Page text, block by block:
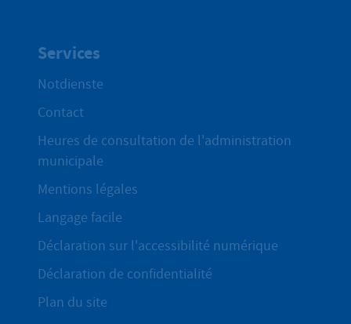
Services
Notdienste
Contact
Heures de consultation de l'administration
municipale
Mentions légales
Langage facile
Déclaration sur l'accessibilité numérique
Déclaration de confidentialité
Plan du site